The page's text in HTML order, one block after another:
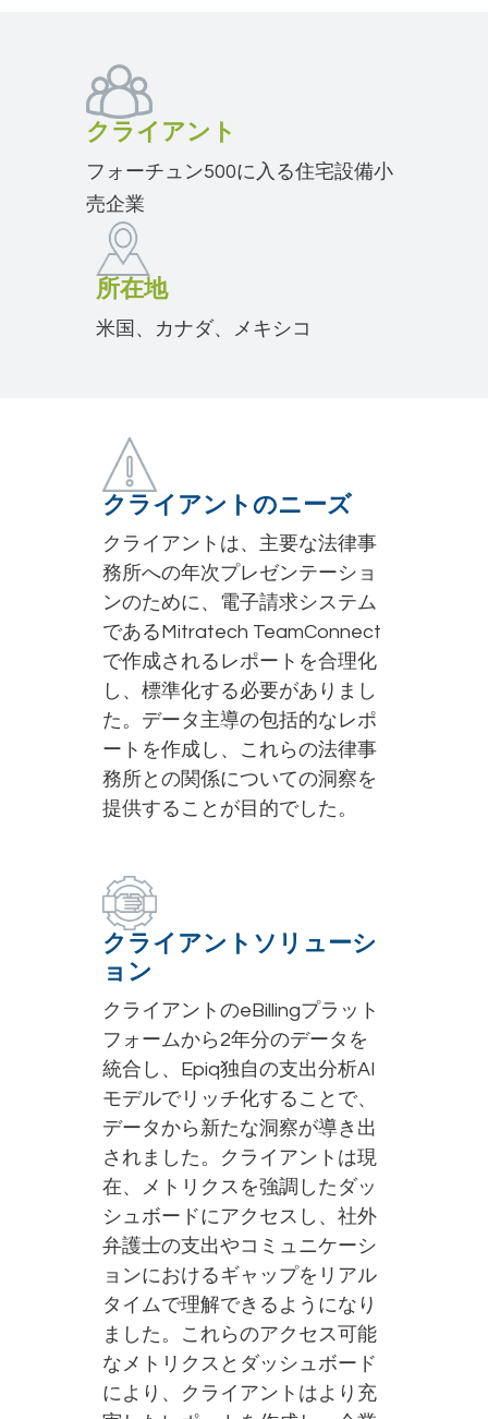
クライアント
フォーチュン500に入る住宅設備小
売企業
所在地
米国、カナダ、メキシコ
クライアントのニーズ
クライアントは、主要な法律事
務所への年次プレゼンテーショ
ンのために、電子請求システム
であるMitratech TeamConnect
で作成されるレポートを合理化
し、標準化する必要がありまし
た。データ主導の包括的なレポ
ートを作成し、これらの法律事
務所との関係についての洞察を
提供することが目的でした。
クライアントソリューシ
ョン
クライアントのeBillingプラット
フォームから2年分のデータを
統合し、Epiq独自の支出分析AI
モデルでリッチ化することで、
データから新たな洞察が導き出
されました。クライアントは現
在、メトリクスを強調したダッ
シュボードにアクセスし、社外
弁護士の支出やコミュニケーシ
ョンにおけるギャップをリアル
タイムで理解できるようになり
ました。これらのアクセス可能
なメトリクスとダッシュボード
により、クライアントはより充